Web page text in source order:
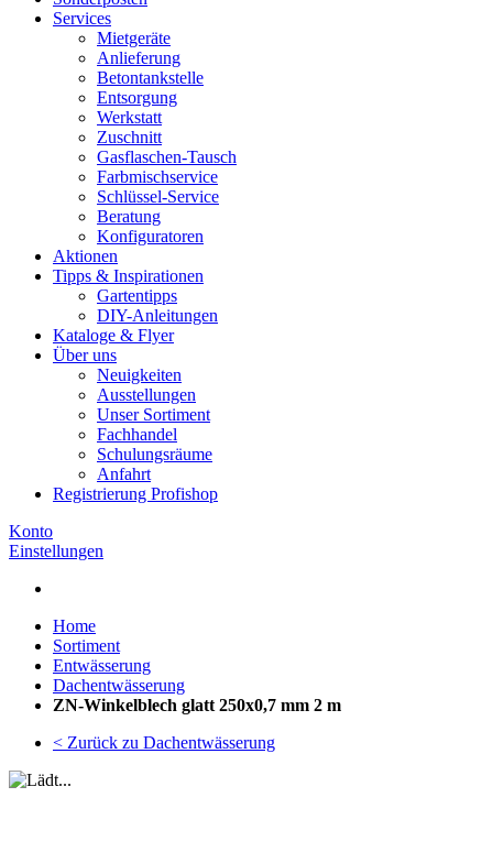
Services
Mietgeräte
Anlieferung
Betontankstelle
Entsorgung
Werkstatt
Zuschnitt
Gasflaschen-Tausch
Farbmischservice
Schlüssel-Service
Beratung
Konfiguratoren
Aktionen
Tipps & Inspirationen
Gartentipps
DIY-Anleitungen
Kataloge & Flyer
Über uns
Neuigkeiten
Ausstellungen
Unser Sortiment
Fachhandel
Schulungsräume
Anfahrt
Registrierung Profishop
Konto
Einstellungen
Home
Sortiment
Entwässerung
Dachentwässerung
ZN-Winkelblech glatt 250x0,7 mm 2 m
< Zurück zu Dachentwässerung